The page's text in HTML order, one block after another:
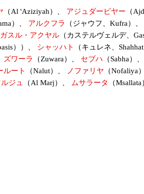
（Al 'Aziziyah）、 アジュダービヤー （
）、 アルクフラ （ジャウフ、Kufra）、
ガスル・アクヤル （カステルヴェルデ、
））、 シャッハト （キュレネ、
ズワーラ （Zuwara）、 セブハ （Sabha）、
ルート （Nalut）、 ノファリヤ （Nofaliya
ジュ （Al Marj）、 ムサラータ （Msallata